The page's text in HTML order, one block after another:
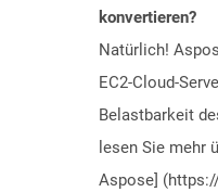
konvertieren?
Natürlich!
EC2-Cloud-
Belastbarkeit
lesen Sie mehr
Aspose]